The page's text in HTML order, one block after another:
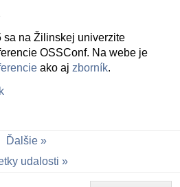
sa na Žilinskej univerzite
OSSConf. Na webe je
ako aj zborník.
Ďalšie
udalosti